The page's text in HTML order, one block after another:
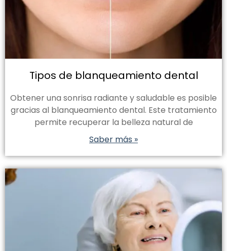
Tipos de blanqueamiento dental
Obtener una sonrisa radiante y saludable es posible
gracias al blanqueamiento dental. Este tratamiento
permite recuperar la belleza natural de
Saber más »